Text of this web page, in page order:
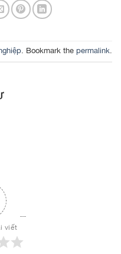
. Bookmark the permalink.
viết